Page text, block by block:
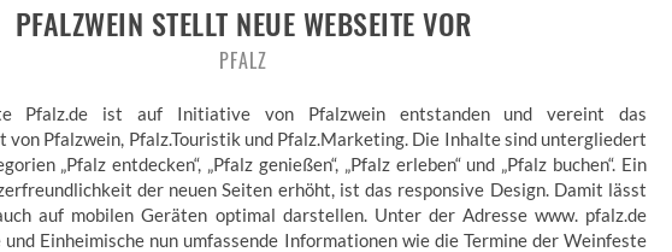
PFALZWEIN STELLT NEUE WEBSEITE VOR
PFALZ
Pfalz.de ist auf Initiative von Pfalzwein entstanden und vereint das
von Pfalzwein, Pfalz.Touristik und Pfalz.Marketing. Die Inhalte sind untergliedert
„Pfalz entdecken“, „Pfalz genießen“, „Pfalz erleben“ und „Pfalz buchen“. Ein
der neuen Seiten erhöht, ist das responsive Design. Damit lässt
auf mobilen Geräten optimal darstellen. Unter der Adresse www. pfalz.de
Einheimische nun umfassende Informationen wie die Termine der Weinfeste